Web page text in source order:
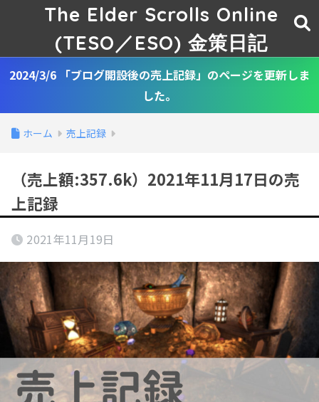
The Elder Scrolls Online
(TESO／ESO) 金策日記
2024/3/6 「ブログ開設後の売上記録」のページを更新しま
した。
ホーム 売上記録
（売上額:357.6k）2021年11月17日の売
上記録
2021年11月19日